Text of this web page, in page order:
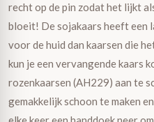
recht op de pin zodat het lijkt
bloeit! De sojakaars heeft een
voor de huid dan kaarsen die
kun je een vervangende kaars
rozenkaarsen (AH229) aan te
gemakkelijk schoon te maken